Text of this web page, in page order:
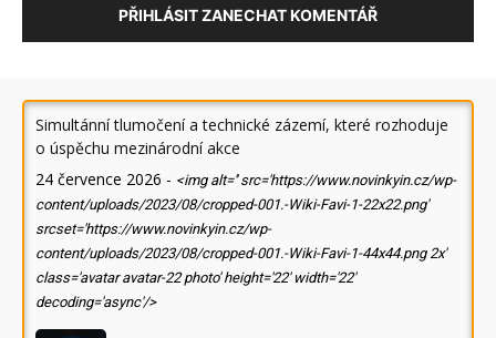
PŘIHLÁSIT ZANECHAT KOMENTÁŘ
Simultánní tlumočení a technické zázemí, které rozhoduje
o úspěchu mezinárodní akce
24 července 2026 - <img alt='' src='https://www.novinkyin.cz/wp-
content/uploads/2023/08/cropped-001.-Wiki-Favi-1-22x22.png'
srcset='https://www.novinkyin.cz/wp-
content/uploads/2023/08/cropped-001.-Wiki-Favi-1-44x44.png 2x'
class='avatar avatar-22 photo' height='22' width='22'
decoding='async'/>